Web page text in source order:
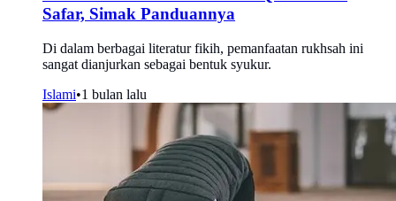
Safar, Simak Panduannya
Di dalam berbagai literatur fikih, pemanfaatan rukhsah ini
sangat dianjurkan sebagai bentuk syukur.
Islami•1 bulan lalu